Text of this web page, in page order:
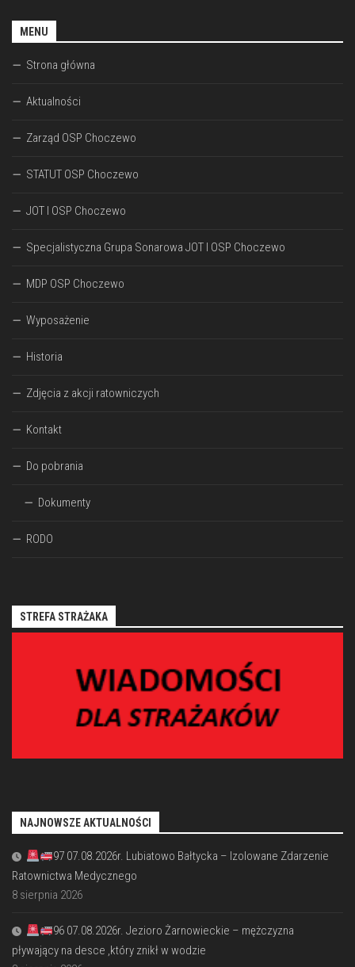
MENU
Strona główna
Aktualności
Zarząd OSP Choczewo
STATUT OSP Choczewo
JOT I OSP Choczewo
Specjalistyczna Grupa Sonarowa JOT I OSP Choczewo
MDP OSP Choczewo
Wyposażenie
Historia
Zdjęcia z akcji ratowniczych
Kontakt
Do pobrania
Dokumenty
RODO
STREFA STRAŻAKA
NAJNOWSZE AKTUALNOŚCI
97 07.08.2026r. Lubiatowo Bałtycka – Izolowane Zdarzenie
Ratownictwa Medycznego
8 sierpnia 2026
96 07.08.2026r. Jezioro Żarnowieckie – mężczyzna
pływający na desce ,który znikł w wodzie